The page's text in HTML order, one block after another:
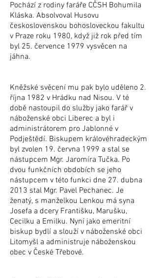
Pochází z rodiny faráře CČSH Bohumila
Kláska. Absolvoval Husovu
československou bohosloveckou fakultu
v Praze roku 1980, když již rok před tím
byl 25. července 1979 vysvěcen na
jáhna.
Kněžské svěcení mu pak bylo uděleno 2.
října 1982 v Hrádku nad Nisou. V té
době nastoupil do služby jako farář v
náboženské obci Liberec a byl i
administrátorem pro Jablonné v
Podještědí. Biskupem královéhradeckým
byl zvolen 19. června 1999 a stal se
nástupcem Mgr. Jaromíra Tučka. Po
dvou funkčních obdobích se jeho
nástupcem v této funkci dne 27. dubna
2013 stal Mgr. Pavel Pechanec. Je
ženatý, s manželkou Lenkou má syna
Josefa a dcery Františku, Marušku,
Cecilku a Emilku. Nyní jako emeritní
biskup bydlí a slouží v náboženské obci
Litomyšl a administruje náboženskou
obec v České Třebové.